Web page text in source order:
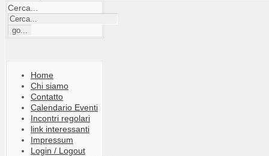
Cerca...
Home
Chi siamo
Contatto
Calendario Eventi
Incontri regolari
link interessanti
Impressum
Login / Logout